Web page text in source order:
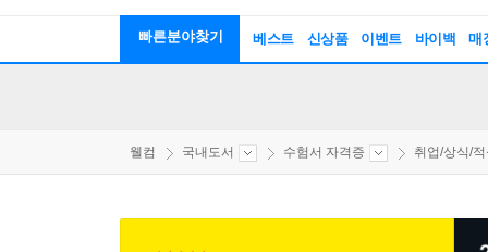
빠른분야찾기 베스트 신상품 이벤트 바이백 매
웰컴 국내도서 수험서 자격증 취업/상식/적